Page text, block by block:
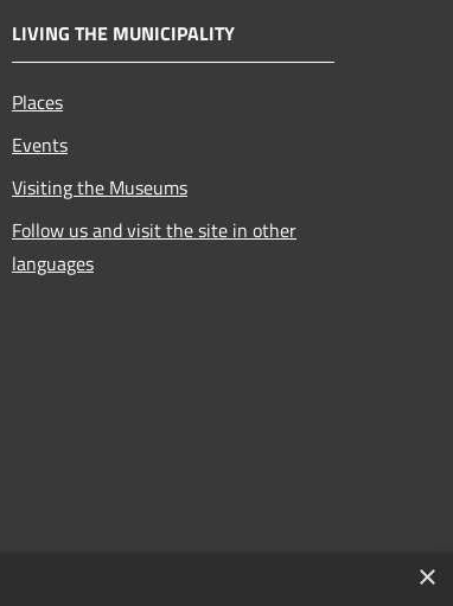
LIVING THE MUNICIPALITY
Places
Events
Visiting the Museums
Follow us and visit the site in other
languages
×